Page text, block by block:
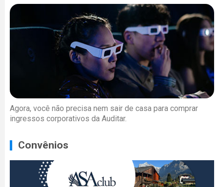
Agora, você não precisa nem sair de casa para comprar
ingressos corporativos da Auditar.
Convênios